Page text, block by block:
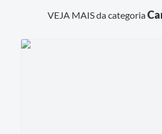
VEJA MAIS da categoria